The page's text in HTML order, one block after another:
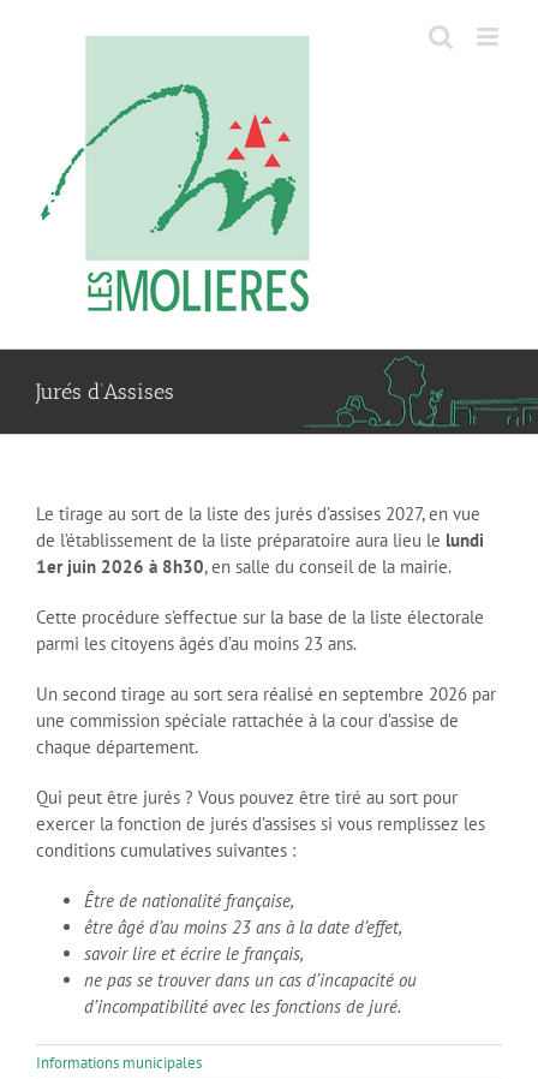
Jurés d’Assises
Le tirage au sort de la liste des jurés d’assises 2027, en vue
de l’établissement de la liste préparatoire aura lieu le lundi
1er juin 2026 à 8h30, en salle du conseil de la mairie.
Cette procédure s’effectue sur la base de la liste électorale
parmi les citoyens âgés d’au moins 23 ans.
Un second tirage au sort sera réalisé en septembre 2026 par
une commission spéciale rattachée à la cour d’assise de
chaque département.
Qui peut être jurés ? Vous pouvez être tiré au sort pour
exercer la fonction de jurés d’assises si vous remplissez les
conditions cumulatives suivantes :
Être de nationalité française,
être âgé d’au moins 23 ans à la date d’effet,
savoir lire et écrire le français,
ne pas se trouver dans un cas d’incapacité ou
d’incompatibilité avec les fonctions de juré.
Informations municipales